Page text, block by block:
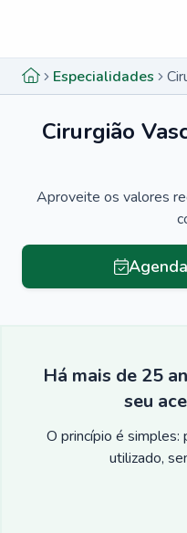
Especialidades
Cirurgião
Aproveite os valores
Há mais de 25
seu
O princípio é
utilizado,